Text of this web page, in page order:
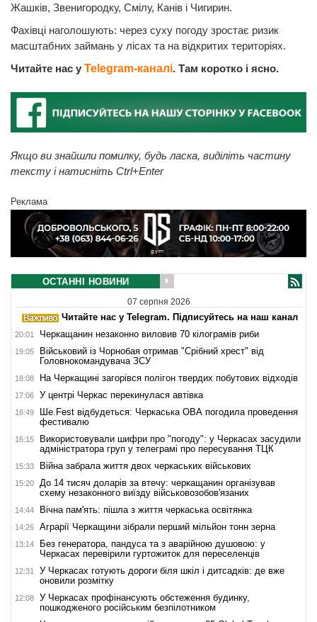
Жашків, Звенигородку, Смілу, Канів і Чигирин.
Фахівці наголошують: через суху погоду зростає ризик
масштабних займань у лісах та на відкритих територіях.
Читайте нас у Telegram-каналі. Там коротко і ясно.
Якщо ви знайшли помилку, будь ласка, виділіть частину
тексту і натисніть Ctrl+Enter
Реклама
ОСТАННІ НОВИНИ
07 серпня 2026
Читайте нас у Telegram. Підписуйтесь на наш канал
20:01 Черкащанин незаконно виловив 70 кілограмів риби
19:05
Військовий із Чорнобая отримав "Срібний хрест" від
Головнокомандувача ЗСУ
18:08 На Черкащині загорівся полігон твердих побутових відходів
17:06 У центрі Черкас перекинулася автівка
16:49
Ше.Fest відбудеться: Черкаська ОВА погодила проведення
фестивалю
16:15
Використовували шифри про "погоду": у Черкасах засудили
адміністратора груп у телеграмі про пересування ТЦК
15:33 Війна забрала життя двох черкаських військових
15:20
До 14 тисяч доларів за втечу: черкащанин організував
схему незаконного виїзду військовозобов'язаних
14:44 Вічна пам'ять: пішла з життя черкаська освітянка
14:26 Аграрії Черкащини зібрали перший мільйон тонн зерна
13:14
Без генератора, пандуса та з аварійною душовою: у
Черкасах перевірили гуртожиток для переселенців
12:31
У Черкасах готують дороги біля шкіл і дитсадків: де вже
оновили розмітку
12:08
У Черкасах профінансують обстеження будинку,
пошкодженого російським безпілотником